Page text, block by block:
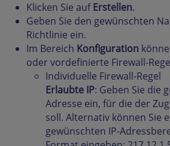
Klicken Sie aufErstellen.
Geben Sie den gewünschten
Richtlinie ein.
Im Bereich Konfiguration
oder vordefinierte Firewall-
Individuelle Firewall-Regel
Erlaubte IP: Geben Sie die
Adresse ein, für die der
soll. Alternativ können Sie
gewünschten IP-